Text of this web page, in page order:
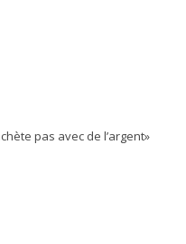
pas avec de l’argent»